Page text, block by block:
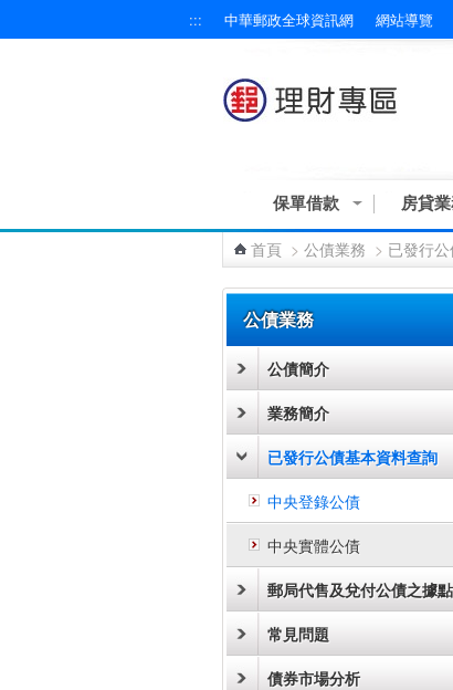
::: 中華郵政全球資訊網 網站導覽
保單借款 房貸
首頁 > 公債業務 > 已發行
公債業務
公債簡介
業務簡介
已發行公債基本資料查詢
中央登錄公債
中央實體公債
郵局代售及兌付公債之據點
常見問題
債券市場分析